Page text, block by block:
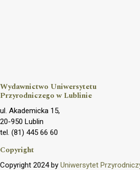
Wydawnictwo Uniwersytetu
Przyrodniczego w Lublinie
ul. Akademicka 15,
20-950 Lublin
tel. (81) 445 66 60
Copyright
Copyright 2024 by Uniwersytet